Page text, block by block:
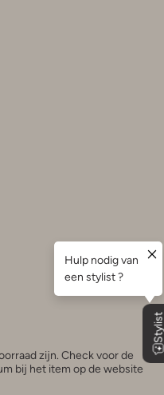
zijn. Check voor de
bij het item op de website